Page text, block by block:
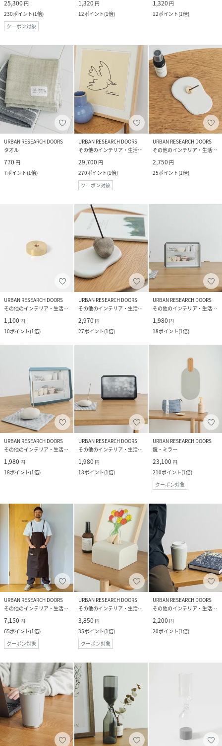
25,300 円
230ポイント(1倍)
クーポン対象
1,320 円
12ポイント(1倍)
1,320 円
12ポイント(1倍)
URBAN RESEARCH DOORS
タオル
770 円
7ポイント(1倍)
URBAN RESEARCH DOORS
その他のインテリア・生活雑貨
29,700 円
270ポイント(1倍)
クーポン対象
URBAN RESEARCH DOORS
その他のインテリア・生活雑貨
2,750 円
25ポイント(1倍)
URBAN RESEARCH DOORS
その他のインテリア・生活雑貨
1,100 円
10ポイント(1倍)
URBAN RESEARCH DOORS
その他のインテリア・生活雑貨
2,970 円
27ポイント(1倍)
URBAN RESEARCH DOORS
その他のインテリア・生活雑貨
1,980 円
18ポイント(1倍)
URBAN RESEARCH DOORS
その他のインテリア・生活雑貨
1,980 円
18ポイント(1倍)
URBAN RESEARCH DOORS
その他のインテリア・生活雑貨
1,980 円
18ポイント(1倍)
URBAN RESEARCH DOORS
鏡・ミラー
23,100 円
210ポイント(1倍)
クーポン対象
URBAN RESEARCH DOORS
その他のインテリア・生活雑貨
7,150 円
65ポイント(1倍)
クーポン対象
URBAN RESEARCH DOORS
その他のインテリア・生活雑貨
3,850 円
35ポイント(1倍)
クーポン対象
URBAN RESEARCH DOORS
その他のインテリア・生活雑貨
2,200 円
20ポイント(1倍)